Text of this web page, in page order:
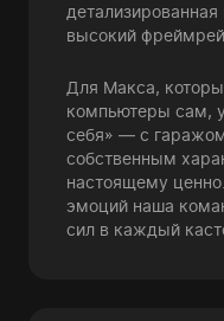
высокий
Для Макса,
компьютеры сам,
себя» — с
собственным
настоящему
эмоций наша
сил в каждый